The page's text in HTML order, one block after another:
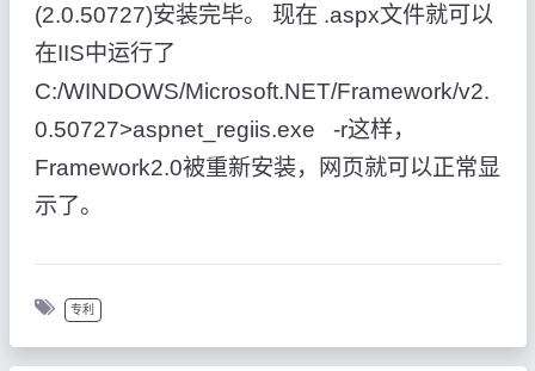
(2.0.50727)安装完毕。 现在 .aspx文件就可以
在IIS中运行了
C:/WINDOWS/Microsoft.NET/Framework/v2.
0.50727>aspnet_regiis.exe -r这样，
Framework2.0被重新安装，网页就可以正常显
示了。
专利